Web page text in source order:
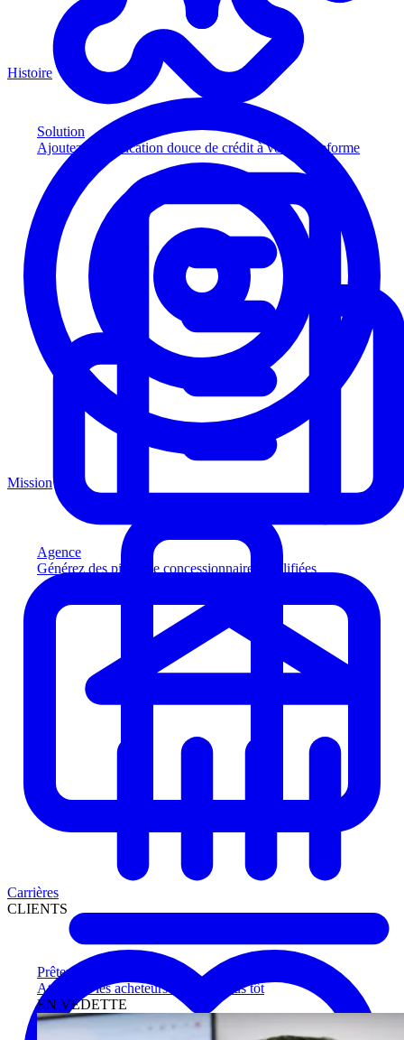
Solution
Ajoutez la vérification douce de crédit à votre plateforme
Agence
Générez des pistes de concessionnaires qualifiées
Prêteurs
Atteignez les acheteurs qualifiés plus tôt
EN VEDETTE
Histoire
Mission
Carrières
CLIENTS